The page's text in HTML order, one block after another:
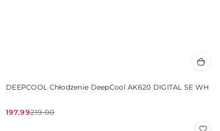
DEEPCOOL Chłodzenie DeepCool AK620 DIGITAL SE WH
Cena
197.99
Cena
219.00